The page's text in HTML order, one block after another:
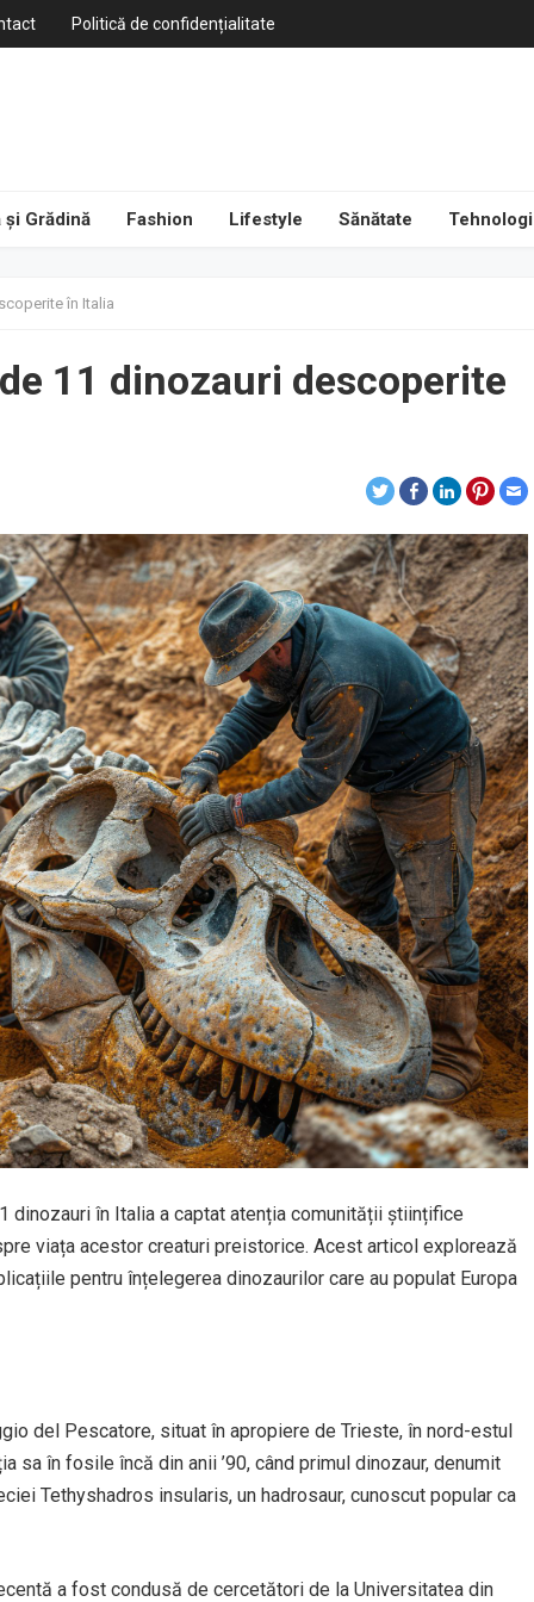
Politică de confidențialitate
și Grădină Fashion Lifestyle Sănătate
în Italia
11 dinozauri descoperite
dinozauri în Italia a captat atenția comunității științifice
viața acestor creaturi preistorice. Acest articol explorează
pentru înțelegerea dinozaurilor care au populat Europa
del Pescatore, situat în apropiere de Trieste, în nord-estul
în fosile încă din anii ’90, când primul dinozaur, denumit
Tethyshadros insularis, un hadrosaur, cunoscut popular ca
a fost condusă de cercetători de la Universitatea din